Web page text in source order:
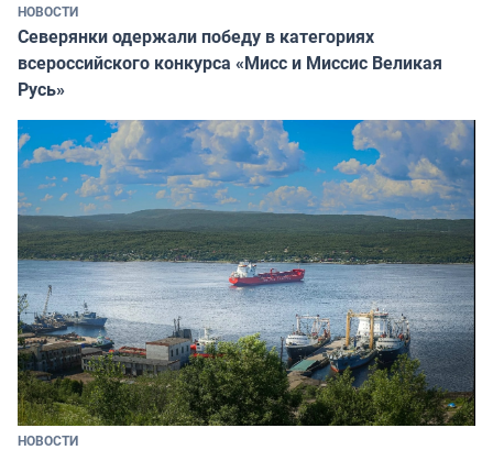
НОВОСТИ
Северянки одержали победу в категориях
всероссийского конкурса «Мисс и Миссис Великая
Русь»
НОВОСТИ